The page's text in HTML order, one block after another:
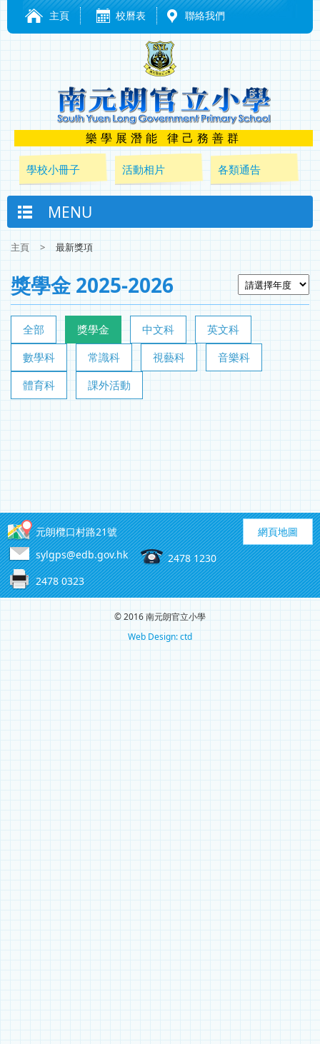
主頁 校曆表 聯絡我們
樂學展潛能 律己務善群
學校小冊子 活動相片 各類通告
MENU
主頁 > 最新獎項
獎學金 2025-2026
全部 獎學金 中文科
英文科
數學科
常識科 視藝科
音樂科
體育科
課外活動
網頁地圖
元朗欖口村路21號
sylgps@edb.gov.hk
2478 1230
2478 0323
© 2016 南元朗官立小學
Web Design: ctd